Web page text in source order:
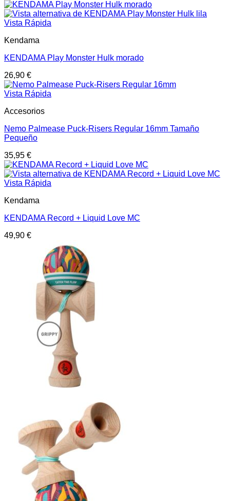
Vista Rápida
Kendama
KENDAMA Play Monster Hulk morado
26,90 €
Vista Rápida
Accesorios
Nemo Palmease Puck-Risers Regular 16mm Tamaño
Pequeño
35,95 €
Vista Rápida
Kendama
KENDAMA Record + Liquid Love MC
49,90 €